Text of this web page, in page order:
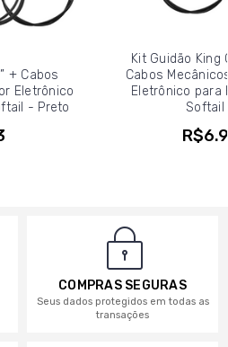
+ Cabos
Eletrônico
- Preto
Kit Guidão King
Cabos
Eletrônico para
Softail
COMPRAS SEGURAS
Seus dados protegidos em todas as
transações